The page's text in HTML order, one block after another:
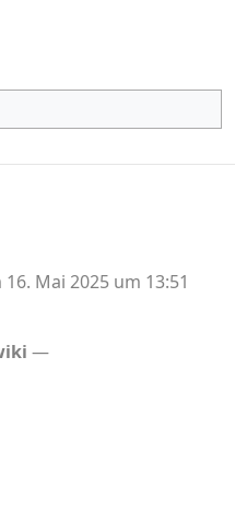
Mai 2025 um 13:51